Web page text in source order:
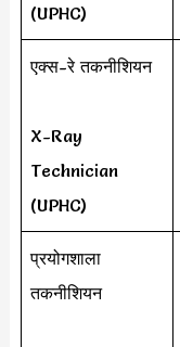
(UPHC)
एक्स-रे तकनीशियन
X-Ray
Technician
(UPHC)
प्रयोगशाला
तकनीशियन